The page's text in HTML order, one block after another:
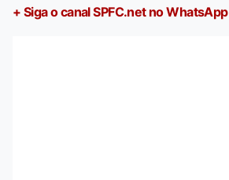
+ Siga o canal SPFC.net no WhatsApp